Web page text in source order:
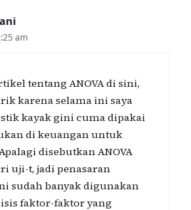
am
tentang ANOVA di sini,
karena selama ini saya
kayak gini cuma dipakai
di keuangan untuk
disebutkan ANOVA
uji-t, jadi penasaran
sudah banyak digunakan
faktor-faktor yang